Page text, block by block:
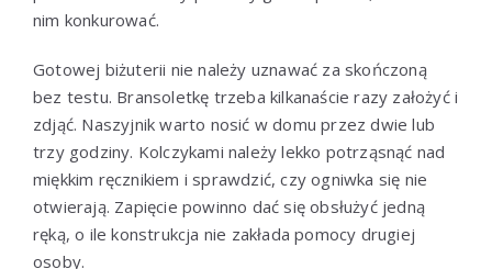
nim konkurować.
Gotowej biżuterii nie należy uznawać za skończoną
bez testu. Bransoletkę trzeba kilkanaście razy założyć i
zdjąć. Naszyjnik warto nosić w domu przez dwie lub
trzy godziny. Kolczykami należy lekko potrząsnąć nad
miękkim ręcznikiem i sprawdzić, czy ogniwka się nie
otwierają. Zapięcie powinno dać się obsłużyć jedną
ręką, o ile konstrukcja nie zakłada pomocy drugiej
osoby.